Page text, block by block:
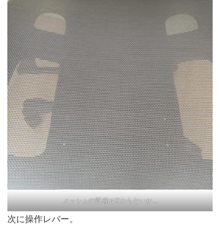
メッシュの質感は伝わらないか…
次に操作レバー。